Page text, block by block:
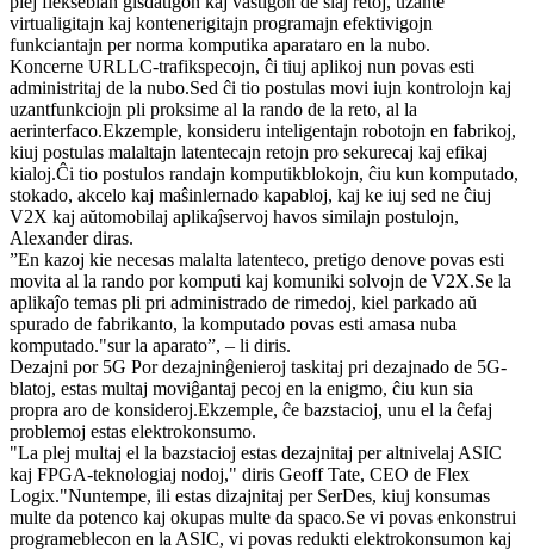
virtualigitajn kaj kontenerigitajn programajn efektivigojn
funkciantajn per norma komputika aparataro en la nubo.
Koncerne URLLC-trafikspecojn, ĉi tiuj aplikoj nun povas esti
administritaj de la nubo.Sed ĉi tio postulas movi iujn kontrolojn kaj
uzantfunkciojn pli proksime al la rando de la reto, al la
aerinterfaco.Ekzemple, konsideru inteligentajn robotojn en fabrikoj,
kiuj postulas malaltajn latentecajn retojn pro sekurecaj kaj efikaj
kialoj.Ĉi tio postulos randajn komputikblokojn, ĉiu kun komputado,
stokado, akcelo kaj maŝinlernado kapabloj, kaj ke iuj sed ne ĉiuj
V2X kaj aŭtomobilaj aplikaĵservoj havos similajn postulojn,
Alexander diras.
”En kazoj kie necesas malalta latenteco, pretigo denove povas esti
movita al la rando por komputi kaj komuniki solvojn de V2X.Se la
aplikaĵo temas pli pri administrado de rimedoj, kiel parkado aŭ
spurado de fabrikanto, la komputado povas esti amasa nuba
komputado."sur la aparato”, – li diris.
Dezajni por 5G Por dezajninĝenieroj taskitaj pri dezajnado de 5G-
blatoj, estas multaj moviĝantaj pecoj en la enigmo, ĉiu kun sia
propra aro de konsideroj.Ekzemple, ĉe bazstacioj, unu el la ĉefaj
problemoj estas elektrokonsumo.
"La plej multaj el la bazstacioj estas dezajnitaj per altnivelaj ASIC
kaj FPGA-teknologiaj nodoj," diris Geoff Tate, CEO de Flex
Logix."Nuntempe, ili estas dizajnitaj per SerDes, kiuj konsumas
multe da potenco kaj okupas multe da spaco.Se vi povas enkonstrui
programeblecon en la ASIC, vi povas redukti elektrokonsumon kaj